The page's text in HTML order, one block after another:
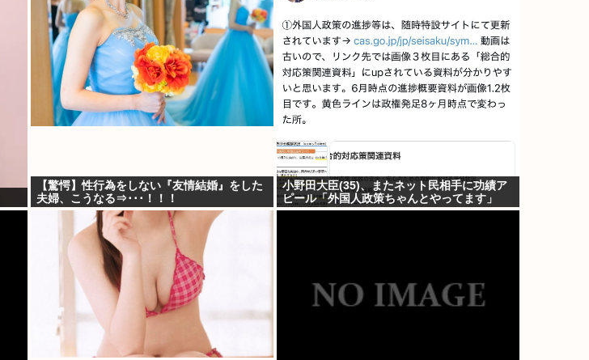
【驚愕】性行為をしない『友情結婚』をした
夫婦、こうなる⇒･･･！！！
小野田大臣(35)、またネット民相手に功績ア
ピール「外国人政策ちゃんとやってます」
www